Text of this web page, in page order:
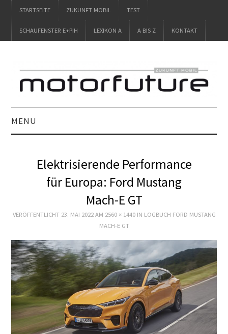
STARTSEITE ZUKUNFT MOBIL TEST
SCHAUFENSTER E+PIH LEXIKON A A BIS Z KONTAKT
MENU
ZUKUNFT MOBIL
E+PIH
LEXIKON A
A BIS Z
KONTAKT
Elektrisierende Performance
für Europa: Ford Mustang
Mach-E GT
VERÖFFENTLICHT 23. MAI 2022AM 2560 × 1440IN LOGBUCH FORD MUSTANG
MACH-E GT